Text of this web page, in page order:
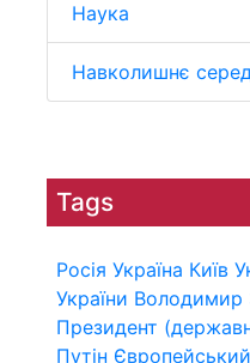
Наука
Навколишнє
Tags
Росія Україна Київ
України Володимир
Президент
Путін